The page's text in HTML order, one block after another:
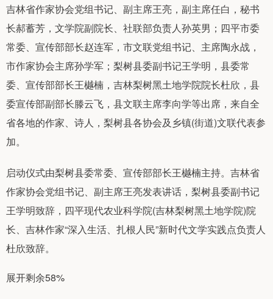
吉林省作家协会党组书记、副主席王亮，副主席任白，秘书
长郝蓄芳，文学院副院长、社联部负责人孙英男；四平市委
常委、宣传部部长赵连军，市文联党组书记、主席陶永战，
市作家协会主席孙学军；梨树县委副书记王学明，县委常
委、宣传部部长王樾楠，吉林梨树黑土地学院院长杜欣，县
委宣传部副部长滕云飞，县文联主席李向学等出席，来自全
省各地的作家、诗人，梨树县各协会及乡镇(街道)文联代表参
加。
启动仪式由梨树县委常委、宣传部部长王樾楠主持。吉林省
作家协会党组书记、副主席王亮发表讲话，梨树县委副书记
王学明致辞，四平现代农业科学院(吉林梨树黑土地学院)院
长、吉林作家“深入生活、扎根人民”新时代文学实践点负责人
杜欣致辞。
展开剩余58%